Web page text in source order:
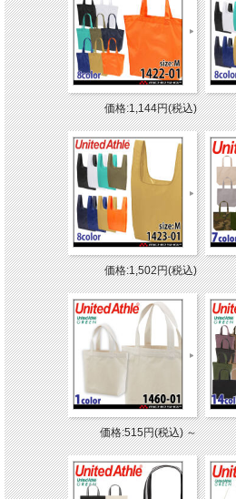
価格:1,144円(税込)
価格:1,502円(税込)
価格:515円(税込)～